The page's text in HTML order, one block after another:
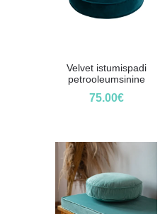
Velvet istumispadi
petrooleumsinine
75.00€